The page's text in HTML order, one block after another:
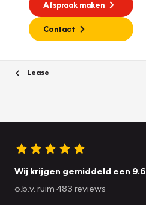
Afspraak maken
Contact
Lease
Wij krijgen gemiddeld een 9.6
o.b.v. ruim 483 reviews